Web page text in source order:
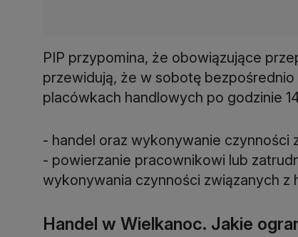
PIP przypomina, że obowiązujące
przewidują, że w sobotę
placówkach handlowych po godzinie
- handel oraz wykonywanie czynności
- powierzanie pracownikowi lub
wykonywania czynności związanych z
Handel w Wielkanoc. Jakie